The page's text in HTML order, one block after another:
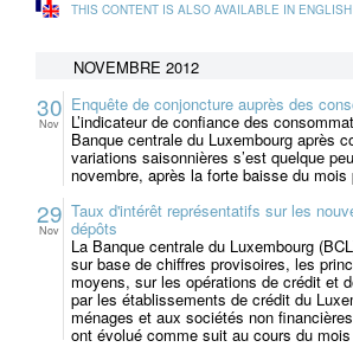
THIS CONTENT IS ALSO AVAILABLE IN ENGLISH
NOVEMBRE 2012
30
Nov
Enquête de conjoncture auprès des
L’indicateur de confiance des
Banque centrale du Luxembourg après
variations saisonnières s’est quelque
novembre, après la forte baisse du
29
Nov
Taux d'intérêt représentatifs sur les
dépôts
La Banque centrale du Luxembourg
sur base de chiffres provisoires, les
moyens, sur les opérations de crédit et
par les établissements de crédit du
ménages et aux sociétés non
ont évolué comme suit au cours du